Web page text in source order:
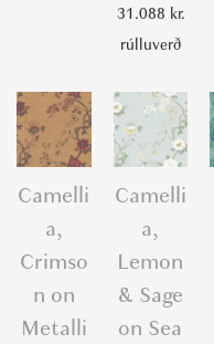
31.088 kr.
rúlluverð
Camelli
a,
Crimso
n on
Metalli
Camelli
a,
Lemon
& Sage
on Sea